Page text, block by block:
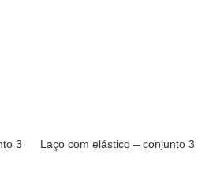
3 Laço com elástico – conjunto 3